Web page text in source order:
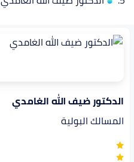
الدكتور ضيف الله الغامدي
المسالك البولية